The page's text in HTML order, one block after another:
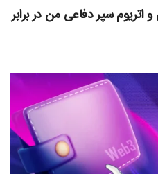
اتریوم سپر دفاعی من در برابر